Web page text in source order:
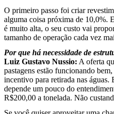
O primeiro passo foi criar
alguma coisa próxima de 10,0%.
é muito alta, o seu custo vai
tamanho de operação cada vez
Por que há necessidade de
Luiz Gustavo Nussio: A oferta
pastagens estão funcionando
incentivo para retirada nas águas.
depende um pouco do
R$200,00 a tonelada. Não